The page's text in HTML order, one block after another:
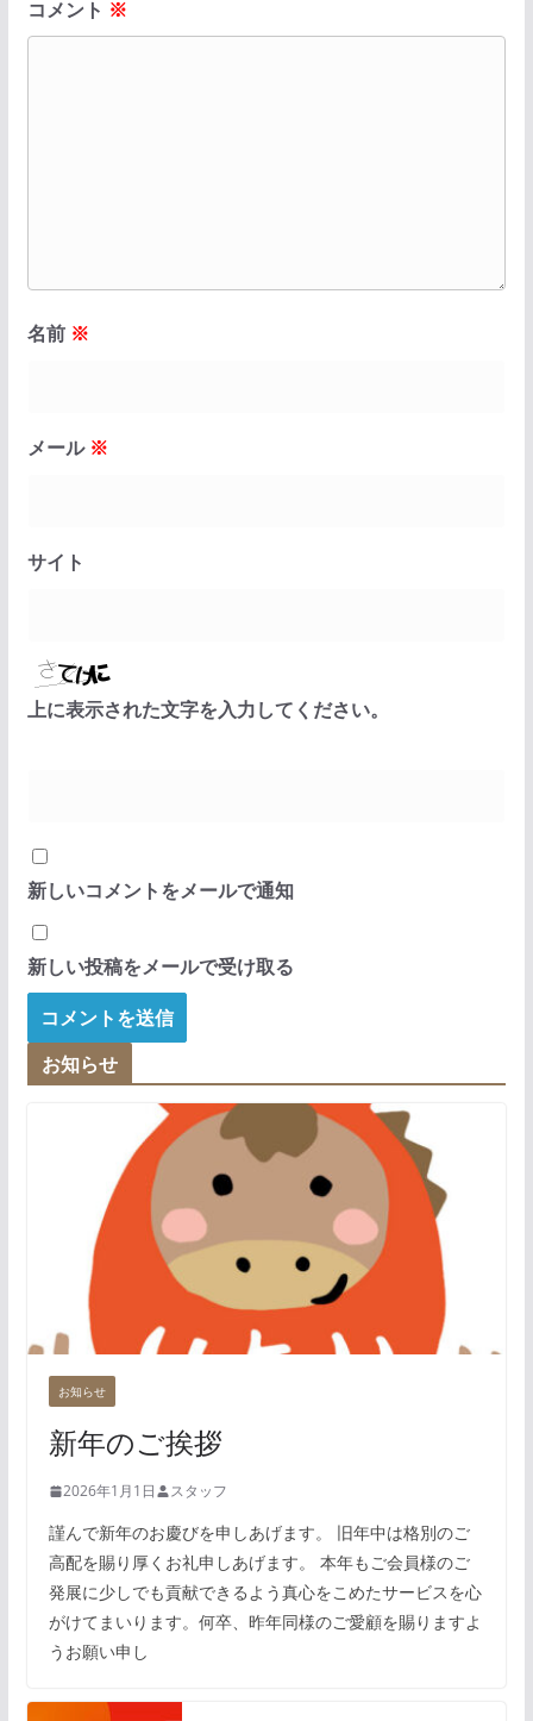
コメント ※
名前 ※
メール ※
サイト
上に表示された文字を入力してください。
新しいコメントをメールで通知
新しい投稿をメールで受け取る
お知らせ
お知らせ
新年のご挨拶
2026年1月1日 スタッフ
謹んで新年のお慶びを申しあげます。 旧年中は格別のご
高配を賜り厚くお礼申しあげます。 本年もご会員様のご
発展に少しでも貢献できるよう真心をこめたサービスを心
がけてまいります。何卒、昨年同様のご愛顧を賜りますよ
うお願い申し